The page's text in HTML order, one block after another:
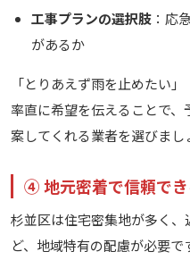
工事プランの選択肢：応
があるか
「とりあえず雨を止めたい
率直に希望を伝えることで
案してくれる業者を選びまし
④ 地元密着で信頼で
杉並区は住宅密集地が多く
ど、地域特有の配慮が必要